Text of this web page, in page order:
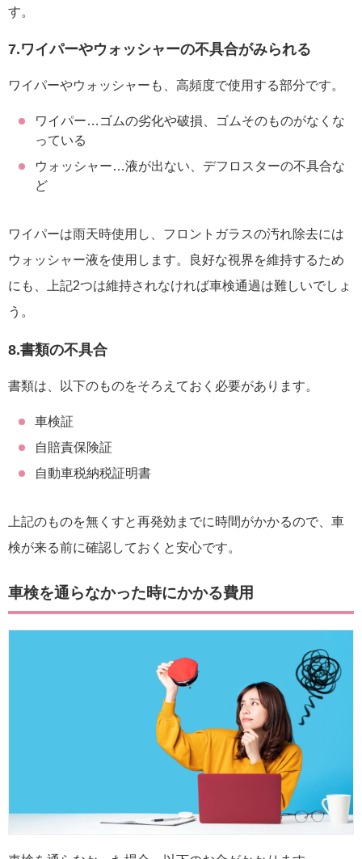
す。
7.ワイパーやウォッシャーの不具合がみられる
ワイパーやウォッシャーも、高頻度で使用する部分です。
ワイパー…ゴムの劣化や破損、ゴムそのものがなくな
っている
ウォッシャー…液が出ない、デフロスターの不具合な
ど
ワイパーは雨天時使用し、フロントガラスの汚れ除去には
ウォッシャー液を使用します。良好な視界を維持するため
にも、上記2つは維持されなければ車検通過は難しいでしょ
う。
8.書類の不具合
書類は、以下のものをそろえておく必要があります。
車検証
自賠責保険証
自動車税納税証明書
上記のものを無くすと再発効までに時間がかかるので、車
検が来る前に確認しておくと安心です。
車検を通らなかった時にかかる費用